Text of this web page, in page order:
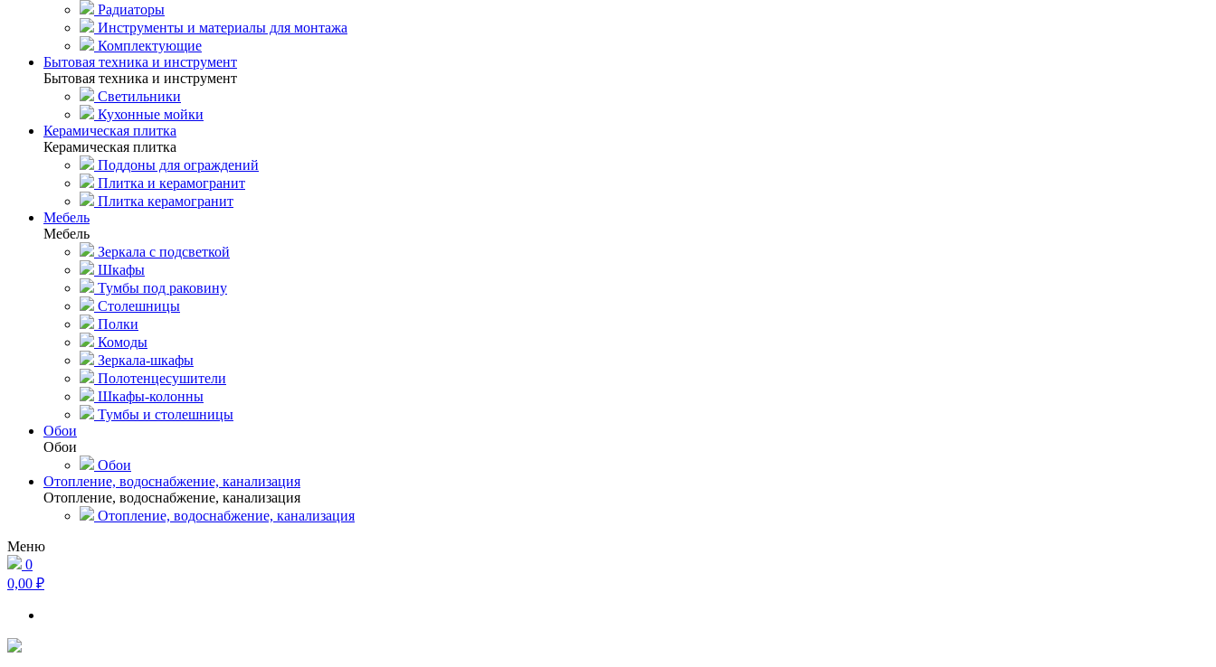
Радиаторы
Инструменты и материалы для монтажа
Комплектующие
Бытовая техника и инструмент
Бытовая техника и инструмент
Светильники
Кухонные мойки
Керамическая плитка
Керамическая плитка
Поддоны для ограждений
Плитка и керамогранит
Плитка керамогранит
Мебель
Мебель
Зеркала с подсветкой
Шкафы
Тумбы под раковину
Столешницы
Полки
Комоды
Зеркала-шкафы
Полотенцесушители
Шкафы-колонны
Тумбы и столешницы
Обои
Обои
Обои
Отопление, водоснабжение, канализация
Отопление, водоснабжение, канализация
Отопление, водоснабжение, канализация
Меню
0
0,00 ₽